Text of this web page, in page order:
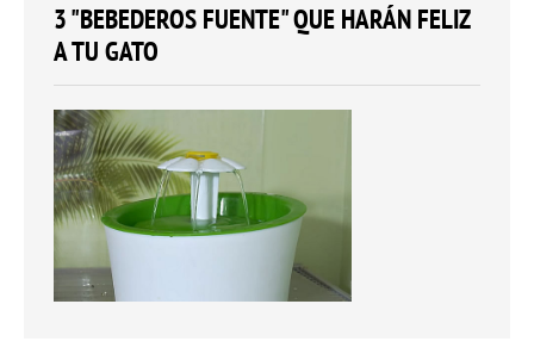
3 "BEBEDEROS FUENTE" QUE HARÁN FELIZ
A TU GATO